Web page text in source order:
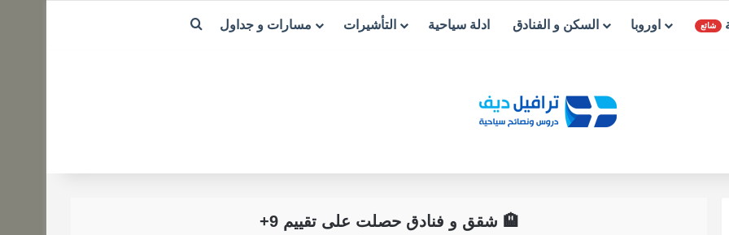
شائع اوروبا السكن و الفنادق ادلة سياحية التأشيرات مسارات و جداول بحث عن
🏨 شقق و فنادق حصلت على تقييم 9+